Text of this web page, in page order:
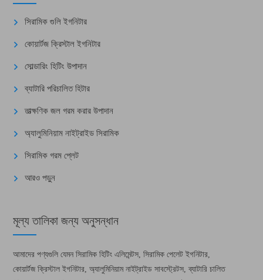
সিরামিক গুলি ইগনিটার
কোয়ার্টজ ক্রিস্টাল ইগনিটার
সোল্ডারিং হিটিং উপাদান
ব্যাটারি পরিচালিত হিটার
তাত্ক্ষণিক জল গরম করার উপাদান
অ্যালুমিনিয়াম নাইট্রাইড সিরামিক
সিরামিক গরম প্লেট
আরও পড়ুন
মূল্য তালিকা জন্য অনুসন্ধান
আমাদের পণ্যগুলি যেমন সিরামিক হিটিং এলিমেন্টস, সিরামিক পেলেট ইগনিটার,
কোয়ার্টজ ক্রিস্টাল ইগনিটার, অ্যালুমিনিয়াম নাইট্রাইড সাবস্ট্রেটস, ব্যাটারি চালিত